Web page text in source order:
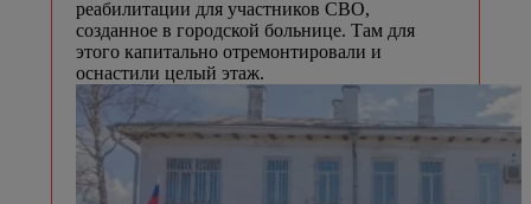
реабилитации для участников СВО,
созданное в городской больнице. Там для
этого капитально отремонтировали и
оснастили целый этаж.